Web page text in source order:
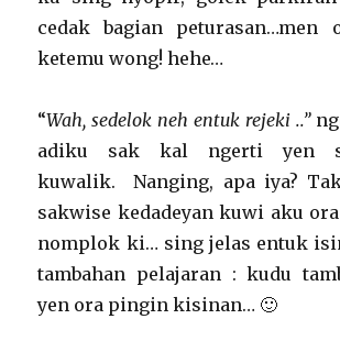
cedak bagian
ketemu wong! hehe…
“Wah, sedelok neh entuk rejeki ..”
adiku sak kal ngerti yen
kuwalik. Nanging, apa iya?
sakwise kedadeyan kuwi aku
nomplok ki… sing jelas entuk
tambahan pelajaran : kudu
yen ora pingin kisinan… 🙂